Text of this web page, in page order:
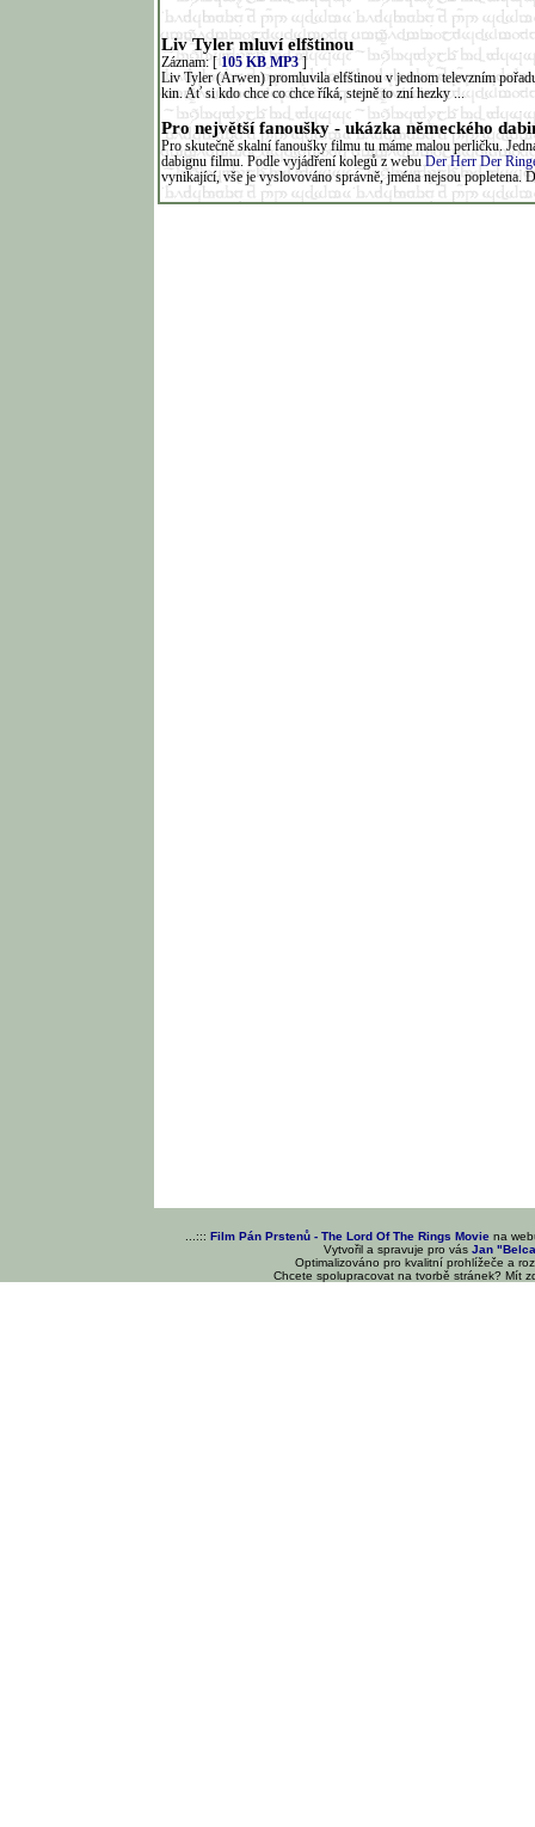
Liv Tyler mluví elfštinou
Záznam: [105 KB MP3]
Liv Tyler (Arwen) promluvila elfštinou v jednom televzním
kin. Ať si kdo chce co chce říká, stejně to zní hezky ...
Pro největší fanoušky - ukázka německého
Pro skutečně skalní fanoušky filmu tu máme malou perličku.
dabignu filmu. Podle vyjádření kolegů z webuDer Herr Der
vynikající, vše je vyslovováno správně, jména nejsou popletena.
...::: Film Pán Prstenů - The Lord Of The Rings Movie na
Vytvořil a spravuje pro vásJan
Optimalizováno pro kvalitní prohlížeče a
Chcete spolupracovat na tvorbě stránek? Mít